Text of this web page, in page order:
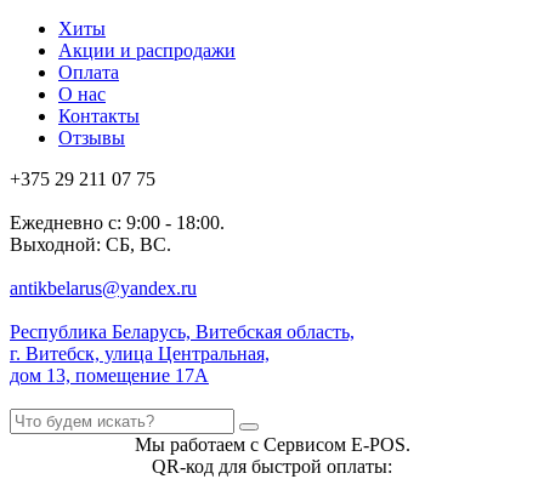
Хиты
Акции и распродажи
Оплата
О нас
Контакты
Отзывы
+375 29 211 07 75
Ежедневно с: 9:00 - 18:00.
Выходной: СБ, ВС.
antikbelarus@yandex.ru
Республика Беларусь, Витебская область,
г. Витебск, улица Центральная,
дом 13, помещение 17А
Мы работаем с Сервисом E-POS.
QR-код для быстрой оплаты: